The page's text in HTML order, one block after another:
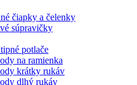
čiapky a čelenky
súpravičky
potlače
na ramienka
krátky rukáv
dlhý rukáv